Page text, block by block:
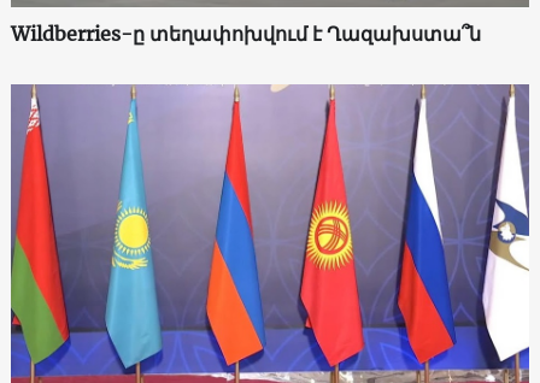
Wildberries-ը տեղափոխվում է Ղազախստա՞ն